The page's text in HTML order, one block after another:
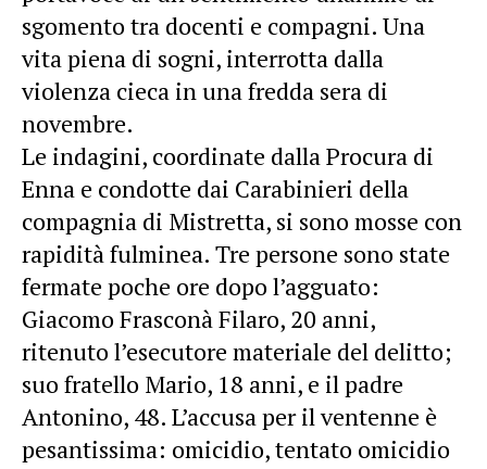
sgomento tra docenti e compagni. Una
vita piena di sogni, interrotta dalla
violenza cieca in una fredda sera di
novembre.
Le indagini, coordinate dalla Procura di
Enna e condotte dai Carabinieri della
compagnia di Mistretta, si sono mosse con
rapidità fulminea. Tre persone sono state
fermate poche ore dopo l’agguato:
Giacomo Frasconà Filaro, 20 anni,
ritenuto l’esecutore materiale del delitto;
suo fratello Mario, 18 anni, e il padre
Antonino, 48. L’accusa per il ventenne è
pesantissima: omicidio, tentato omicidio